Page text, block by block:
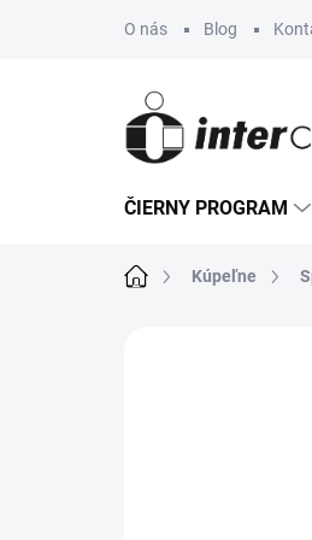
O nás Blog
ČIERNY PROGRAM
DomovKúpeľne